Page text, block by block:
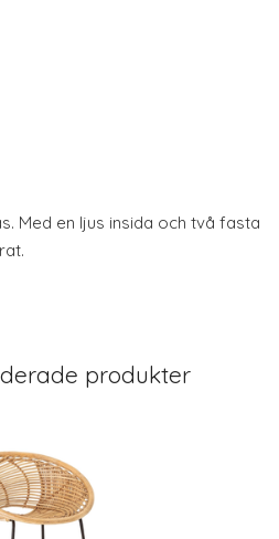
Med en ljus insida och två fasta
produkter